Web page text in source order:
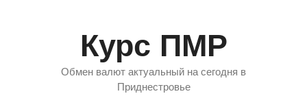
Курс ПМР
Обмен валют актуальный на сегодня в
Приднестровье